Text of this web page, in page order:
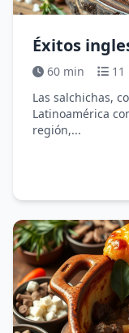
Éxitos
60 min
11
Las salchichas,
Latinoamérica
región,...